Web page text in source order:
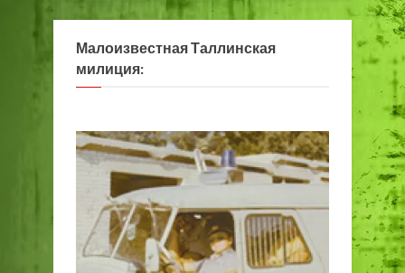
Малоизвестная Таллинская
милиция: